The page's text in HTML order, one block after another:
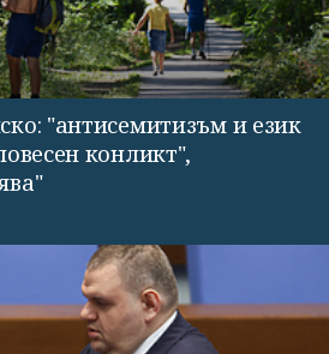
"антисемитизъм и език
конликт",